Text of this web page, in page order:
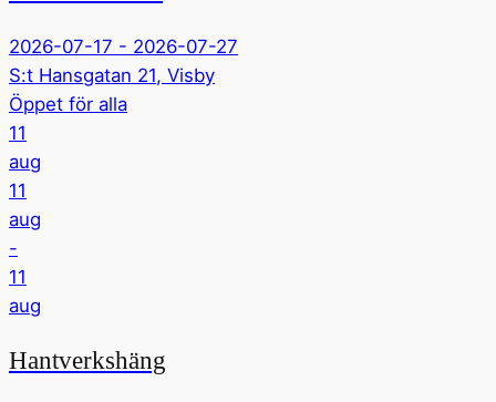
2026-07-17 - 2026-07-27
S:t Hansgatan 21, Visby
Öppet för alla
11
aug
11
aug
-
11
aug
Hantverkshäng